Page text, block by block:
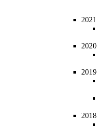
2021
2020
2019
2018